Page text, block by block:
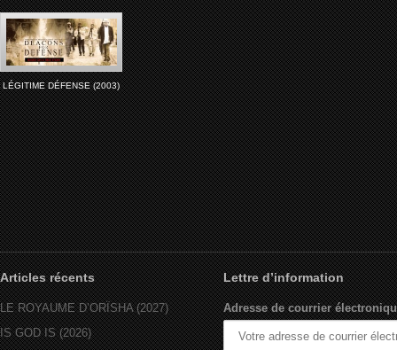
LÉGITIME DÉFENSE (2003)
Articles récents
LE ROYAUME D’ORÏSHA (2027)
IS GOD IS (2026)
Lettre d’information
Adresse de courrier